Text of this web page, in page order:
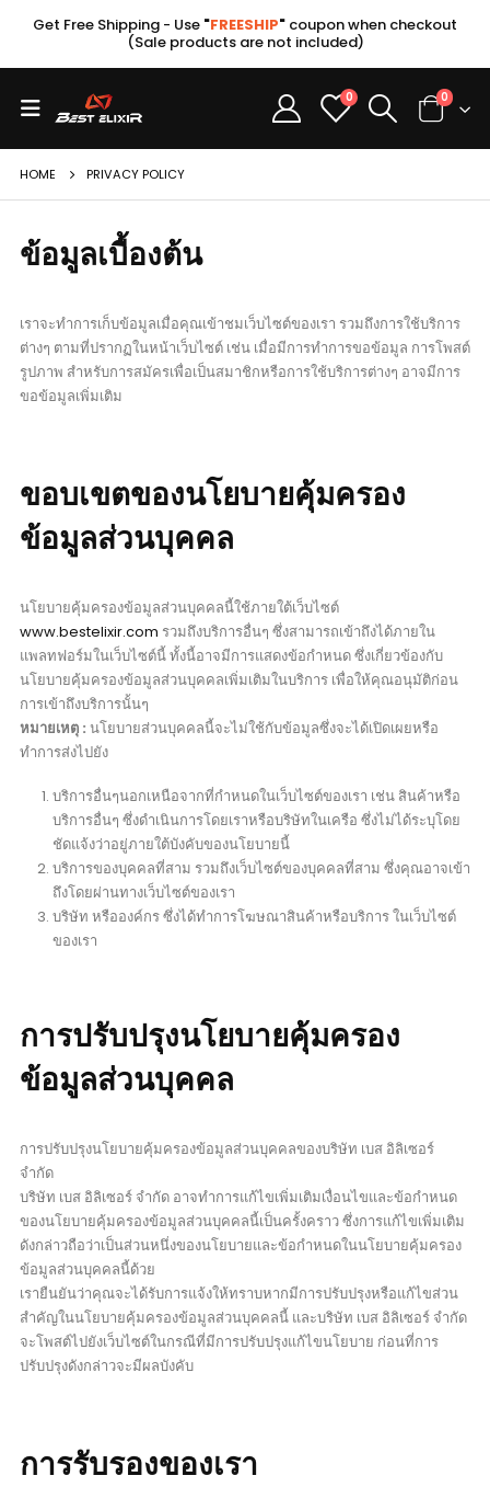
Get Free Shipping - Use "FREESHIP" coupon when checkout
(Sale products are not included)
0 0
HOME PRIVACY POLICY
ข้อมูลเบื้องต้น
เราจะทำการเก็บข้อมูลเมื่อคุณเข้าชมเว็บไซต์ของเรา รวมถึงการใช้บริการ
ต่างๆ ตามที่ปรากฏในหน้าเว็บไซต์ เช่น เมื่อมีการทำการขอข้อมูล การโพสต์
รูปภาพ สำหรับการสมัครเพื่อเป็นสมาชิกหรือการใช้บริการต่างๆ อาจมีการ
ขอข้อมูลเพิ่มเติม
ขอบเขตของนโยบายคุ้มครอง
ข้อมูลส่วนบุคคล
นโยบายคุ้มครองข้อมูลส่วนบุคคลนี้ใช้ภายใต้เว็บไซต์
www.bestelixir.com รวมถึงบริการอื่นๆ ซึ่งสามารถเข้าถึงได้ภายใน
แพลทฟอร์มในเว็บไซต์นี้ ทั้งนี้อาจมีการแสดงข้อกำหนด ซึ่งเกี่ยวข้องกับ
นโยบายคุ้มครองข้อมูลส่วนบุคคลเพิ่มเติมในบริการ เพื่อให้คุณอนุมัติก่อน
การเข้าถึงบริการนั้นๆ
หมายเหตุ : นโยบายส่วนบุคคลนี้จะไม่ใช้กับข้อมูลซึ่งจะได้เปิดเผยหรือ
ทำการส่งไปยัง
บริการอื่นๆนอกเหนือจากที่กำหนดในเว็บไซต์ของเรา เช่น สินค้าหรือ
บริการอื่นๆ ซึ่งดำเนินการโดยเราหรือบริษัทในเครือ ซึ่งไม่ได้ระบุโดย
ชัดแจ้งว่าอยู่ภายใต้บังคับของนโยบายนี้
บริการของบุคคลที่สาม รวมถึงเว็บไซต์ของบุคคลที่สาม ซึ่งคุณอาจเข้า
ถึงโดยผ่านทางเว็บไซต์ของเรา
บริษัท หรือองค์กร ซึ่งได้ทำการโฆษณาสินค้าหรือบริการ ในเว็บไซต์
ของเรา
การปรับปรุงนโยบายคุ้มครอง
ข้อมูลส่วนบุคคล
การปรับปรุงนโยบายคุ้มครองข้อมูลส่วนบุคคลของบริษัท เบส อิลิเซอร์
จำกัด
บริษัท เบส อิลิเซอร์ จำกัด อาจทำการแก้ไขเพิ่มเติมเงื่อนไขและข้อกำหนด
ของนโยบายคุ้มครองข้อมูลส่วนบุคคลนี้เป็นครั้งคราว ซึ่งการแก้ไขเพิ่มเติม
ดังกล่าวถือว่าเป็นส่วนหนึ่งของนโยบายและข้อกำหนดในนโยบายคุ้มครอง
ข้อมูลส่วนบุคคลนี้ด้วย
เรายืนยันว่าคุณจะได้รับการแจ้งให้ทราบหากมีการปรับปรุงหรือแก้ไขส่วน
สำคัญในนโยบายคุ้มครองข้อมูลส่วนบุคคลนี้ และบริษัท เบส อิลิเซอร์ จำกัด
จะโพสต์ไปยังเว็บไซต์ในกรณีที่มีการปรับปรุงแก้ไขนโยบาย ก่อนที่การ
ปรับปรุงดังกล่าวจะมีผลบังคับ
การรับรองของเรา